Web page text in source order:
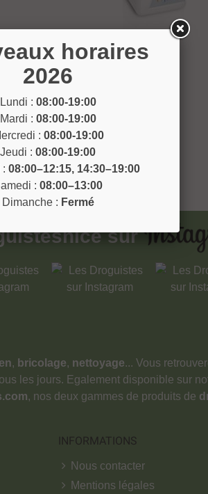
1 -3 de 3 article(s)
sur
, bricolage, nettoyage... Vous
les jours. Egalement disponible sur
, nos deux gammes de produits de
INFORMATIONS
Nous contacter
Mentions légales
horaires
2026
Lundi : 08:00-19:00
Mardi : 08:00-19:00
: 08:00-19:00
Jeudi : 08:00-19:00
: 08:00–12:15, 14:30–19:00
: 08:00–13:00
Dimanche : Fermé